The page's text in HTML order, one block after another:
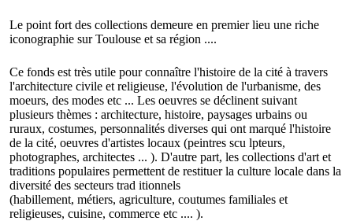
Le point fort des collections demeure en premier lieu une riche
iconographie sur Toulouse et sa région ....
Ce fonds est très utile pour connaître l'histoire de la cité à travers
l'architecture civile et religieuse, l'évolution de l'urbanisme, des
moeurs, des modes etc ... Les oeuvres se déclinent suivant
plusieurs thèmes : architecture, histoire, paysages urbains ou
ruraux, costumes, personnalités diverses qui ont marqué l'histoire
de la cité, oeuvres d'artistes locaux (peintres scu lpteurs,
photographes, architectes ... ). D'autre part, les collections d'art et
traditions populaires permettent de restituer la culture locale dans la
diversité des secteurs trad itionnels
(habillement, métiers, agriculture, coutumes familiales et
religieuses, cuisine, commerce etc .... ).